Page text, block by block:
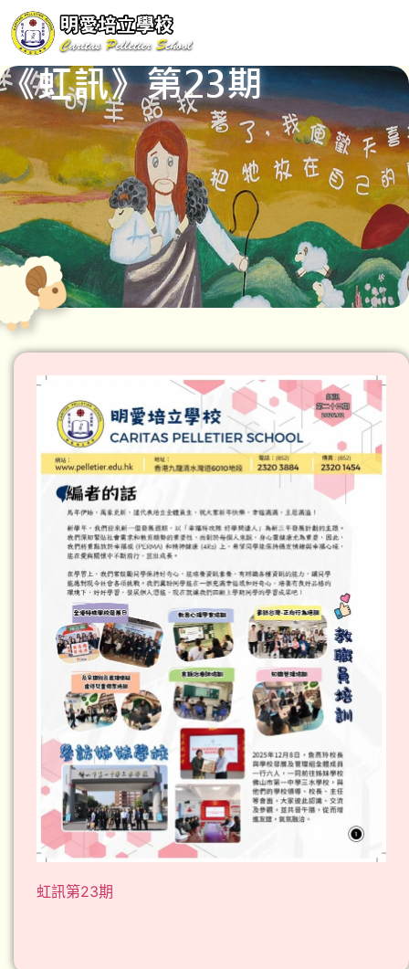
《虹訊》第23期
虹訊第23期